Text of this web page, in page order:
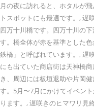
月の夜に訪れると、ホタルが
トスポットにも最適です。, 遅
四万十川橋です。四万十川の
す。橋全体が赤を基準とした
鉄橋」と呼ばれています。, 遅
にも出ていた商店街は天神橋
き、周辺には板垣退助や片岡
す。5月〜7月にかけてイベン
ります。, 遅咲きのヒマワリ見